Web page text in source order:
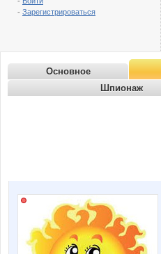
- Зарегистрироваться
Основное
Шпионаж